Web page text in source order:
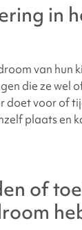
in
van hun
die ze wel
doet voor of
plaats en
of